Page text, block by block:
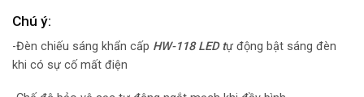
Chú ý:
-Đèn chiếu sáng khẩn cấp HW-118 LED tự động bật sáng đèn
khi có sự cố mất điện